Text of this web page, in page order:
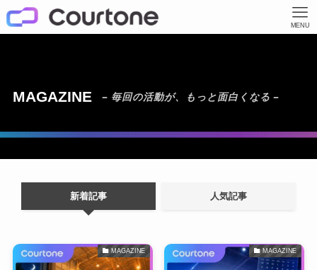
MENU
MAGAZINE – 毎回の活動が、もっと面白くなる –
新着記事 人気記事
MAGAZINE MAGAZINE